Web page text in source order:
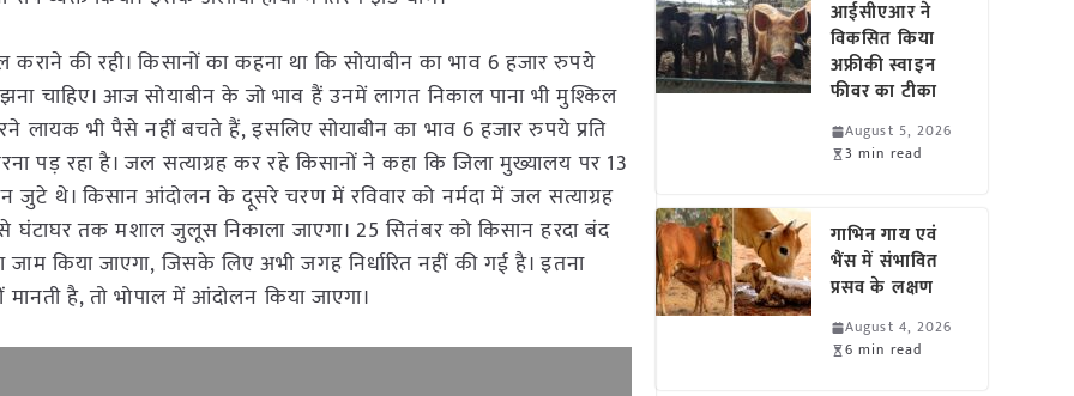
कराने की रही। किसानों का कहना था कि सोयाबीन का भाव 6 हजार रुपये
चाहिए। आज सोयाबीन के जो भाव हैं उनमें लागत निकाल पाना भी मुश्किल
लायक भी पैसे नहीं बचते हैं, इसलिए सोयाबीन का भाव 6 हजार रुपये प्रति
पड़ रहा है। जल सत्याग्रह कर रहे किसानों ने कहा कि जिला मुख्यालय पर 13
जुटे थे। किसान आंदोलन के दूसरे चरण में रविवार को नर्मदा में जल सत्याग्रह
घंटाघर तक मशाल जुलूस निकाला जाएगा। 25 सितंबर को किसान हरदा बंद
किया जाएगा, जिसके लिए अभी जगह निर्धारित नहीं की गई है। इतना
है, तो भोपाल में आंदोलन किया जाएगा।
आईसीएआर ने
विकसित किया
अफ्रीकी स्वाइन
फीवर का टीका
August 5, 2026
3 min read
गाभिन गाय एवं
भैंस में संभावित
प्रसव के लक्षण
August 4, 2026
6 min read